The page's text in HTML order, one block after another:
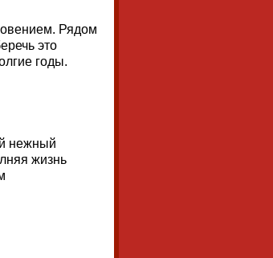
Рядом
это
годы.
нежный
жизнь